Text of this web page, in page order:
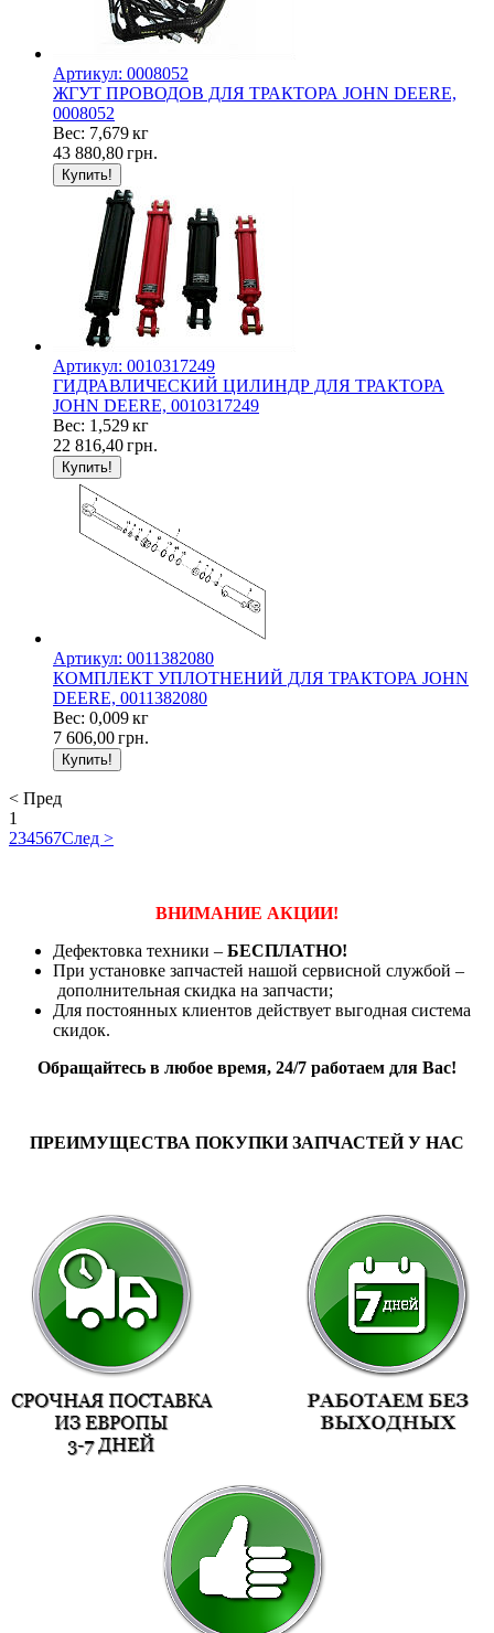
Артикул: 0008052
ЖГУТ ПРОВОДОВ ДЛЯ ТРАКТОРА JOHN DEERE,
0008052
Вес: 7,679 кг
43 880,80грн.
Артикул: 0010317249
ГИДРАВЛИЧЕСКИЙ ЦИЛИНДР ДЛЯ ТРАКТОРА
JOHN DEERE, 0010317249
Вес: 1,529 кг
22 816,40грн.
Артикул: 0011382080
КОМПЛЕКТ УПЛОТНЕНИЙ ДЛЯ ТРАКТОРА JOHN
DEERE, 0011382080
Вес: 0,009 кг
7 606,00грн.
< Пред
1
234567След >
ВНИМАНИЕ АКЦИИ!
Дефектовка техники – БЕСПЛАТНО!
При установке запчастей нашой сервисной службой –
дополнительная скидка на запчасти;
Для постоянных клиентов действует выгодная система
скидок.
Обращайтесь в любое время, 24/7 работаем для Вас!
ПРЕИМУЩЕСТВА ПОКУПКИ ЗАПЧАСТЕЙ У НАС